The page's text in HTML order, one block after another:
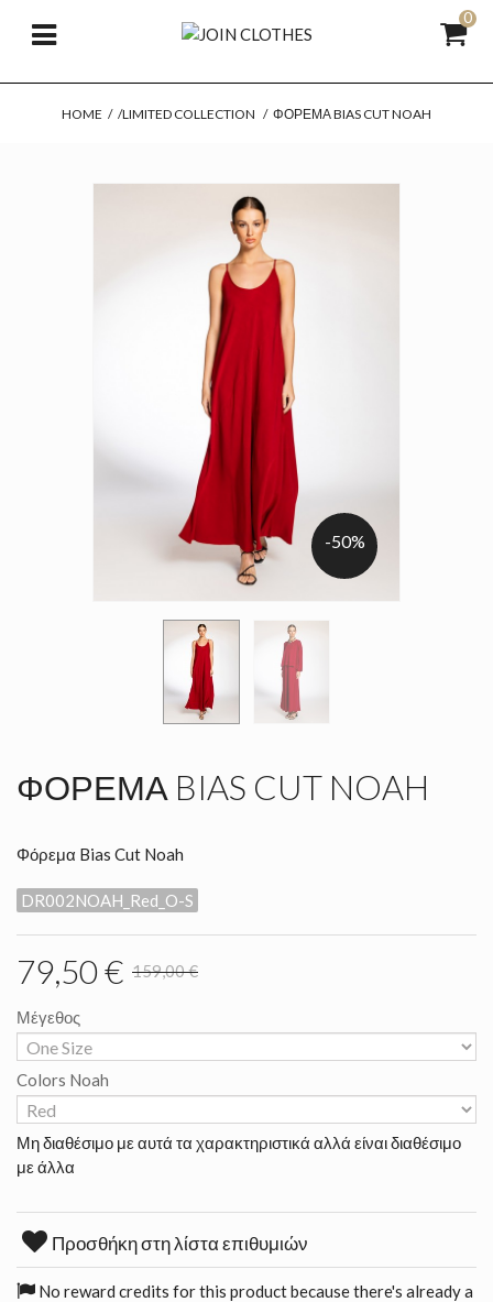
0
HOME / /LIMITED COLLECTION / ΦΌΡΕΜΑ BIAS CUT NOAH
-50%
ΦΌΡΕΜΑ BIAS CUT NOAH
Φόρεμα Bias Cut Noah
DR002NOAH_Red_O-S
79,50 € 159,00 €
Μέγεθος
Colors Noah
Μη διαθέσιμο με αυτά τα χαρακτηριστικά αλλά είναι διαθέσιμο
με άλλα
Προσθήκη στη λίστα επιθυμιών
No reward credits for this product because there's already a